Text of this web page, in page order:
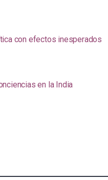
con efectos inesperados
en la India